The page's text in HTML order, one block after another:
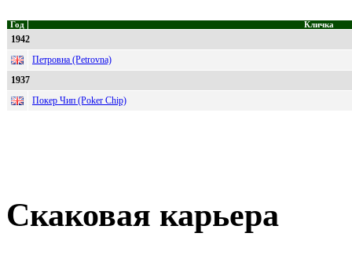
Год Кличка
1942
Петровна (Petrovna)
1937
Покер Чип (Poker Chip)
Скаковая карьера